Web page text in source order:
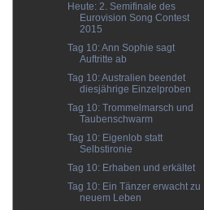
Heute: 2. Semifinale des
Eurovision Song Contest
2015
Tag 10: Ann Sophie sagt
Auftritte ab
Tag 10: Australien beendet
diesjährige Einzelproben
Tag 10: Trommelmarsch und
Taubenschwarm
Tag 10: Eigenlob statt
Selbstironie
Tag 10: Erhaben und erkältet
Tag 10: Ein Tänzer erwacht zu
neuem Leben